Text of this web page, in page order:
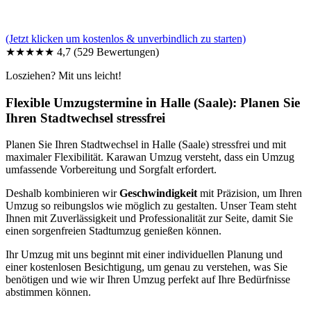
(Jetzt klicken um kostenlos & unverbindlich zu starten)
★★★★★ 4,7 (529 Bewertungen)
Losziehen? Mit uns leicht!
Flexible Umzugstermine in Halle (Saale): Planen Sie
Ihren Stadtwechsel stressfrei
Planen Sie Ihren Stadtwechsel in Halle (Saale) stressfrei und mit
maximaler Flexibilität. Karawan Umzug versteht, dass ein Umzug
umfassende Vorbereitung und Sorgfalt erfordert.
Deshalb kombinieren wirGeschwindigkeitmit Präzision, um Ihren
Umzug so reibungslos wie möglich zu gestalten. Unser Team steht
Ihnen mit Zuverlässigkeit und Professionalität zur Seite, damit Sie
einen sorgenfreien Stadtumzug genießen können.
Ihr Umzug mit uns beginnt mit einer individuellen Planung und
einer kostenlosen Besichtigung, um genau zu verstehen, was Sie
benötigen und wie wir Ihren Umzug perfekt auf Ihre Bedürfnisse
abstimmen können.